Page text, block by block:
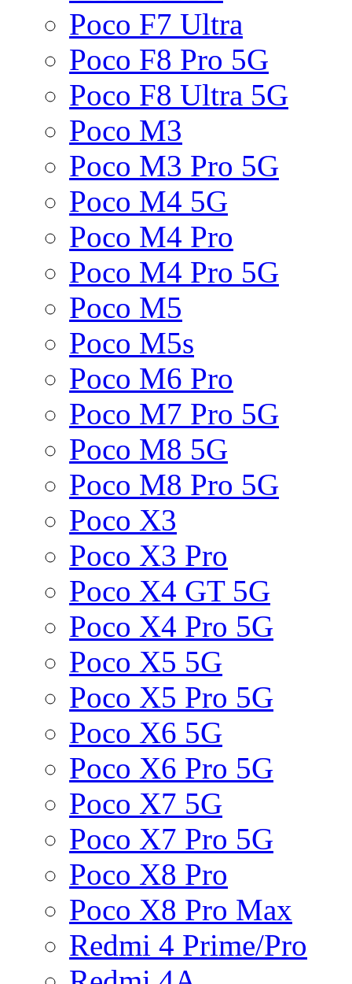
Poco F7 Ultra
Poco F8 Pro 5G
Poco F8 Ultra 5G
Poco M3
Poco M3 Pro 5G
Poco M4 5G
Poco M4 Pro
Poco M4 Pro 5G
Poco M5
Poco M5s
Poco M6 Pro
Poco M7 Pro 5G
Poco M8 5G
Poco M8 Pro 5G
Poco X3
Poco X3 Pro
Poco X4 GT 5G
Poco X4 Pro 5G
Poco X5 5G
Poco X5 Pro 5G
Poco X6 5G
Poco X6 Pro 5G
Poco X7 5G
Poco X7 Pro 5G
Poco X8 Pro
Poco X8 Pro Max
Redmi 4 Prime/Pro